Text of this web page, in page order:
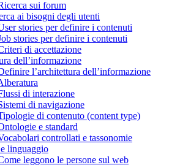
sui forum
ai bisogni degli utenti
stories per definire i contenuti
stories per definire i contenuti
di accettazione
dell’informazione
l’architettura dell’informazione
di interazione
di navigazione
di contenuto (content type)
e standard
controllati e tassonomie
linguaggio
leggono le persone sul web